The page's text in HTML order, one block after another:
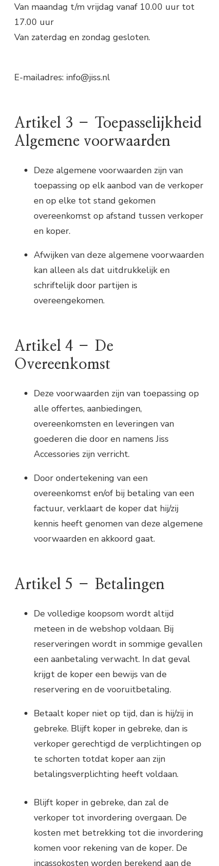
Van maandag t/m vrijdag vanaf 10.00 uur tot
17.00 uur
Van zaterdag en zondag gesloten.
E-mailadres: info@jiss.nl
Artikel 3 – Toepasselijkheid
Algemene voorwaarden
Deze algemene voorwaarden zijn van
toepassing op elk aanbod van de verkoper
en op elke tot stand gekomen
overeenkomst op afstand tussen verkoper
en koper.
Afwijken van deze algemene voorwaarden
kan alleen als dat uitdrukkelijk en
schriftelijk door partijen is
overeengekomen.
Artikel 4 – De
Overeenkomst
Deze voorwaarden zijn van toepassing op
alle offertes, aanbiedingen,
overeenkomsten en leveringen van
goederen die door en namens Jiss
Accessories zijn verricht.
Door ondertekening van een
overeenkomst en/of bij betaling van een
factuur, verklaart de koper dat hij/zij
kennis heeft genomen van deze algemene
voorwaarden en akkoord gaat.
Artikel 5 – Betalingen
De volledige koopsom wordt altijd
meteen in de webshop voldaan. Bij
reserveringen wordt in sommige gevallen
een aanbetaling verwacht. In dat geval
krijgt de koper een bewijs van de
reservering en de vooruitbetaling.
Betaalt koper niet op tijd, dan is hij/zij in
gebreke. Blijft koper in gebreke, dan is
verkoper gerechtigd de verplichtingen op
te schorten totdat koper aan zijn
betalingsverplichting heeft voldaan.
Blijft koper in gebreke, dan zal de
verkoper tot invordering overgaan. De
kosten met betrekking tot die invordering
komen voor rekening van de koper. De
incassokosten worden berekend aan de